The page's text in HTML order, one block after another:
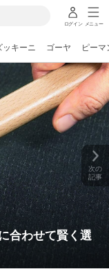
ログイン メニュー
ッキーニ ゴーヤ ピーマ
合わせて賢く選
次の
記事